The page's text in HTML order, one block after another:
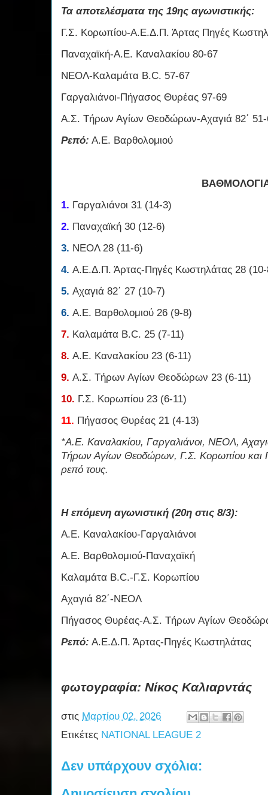
Τα αποτελέσματα της 19ης αγωνιστικής:
Γ.Σ. Κορωπίου-Α.Ε.Δ.Π. Άρτας Πηγές
Παναχαϊκή-Α.Ε. Καναλακίου 80-67
ΝΕΟΛ-Καλαμάτα B.C. 57-67
Γαργαλιάνοι-Πήγασος Θυρέας 97-69
Α.Σ. Τήρων Αγίων Θεοδώρων-Αχαγιά 82΄
Ρεπό: Α.Ε. Βαρθολομιού
1. Γαργαλιάνοι 31 (14-3)
2. Παναχαϊκή 30 (12-6)
3. ΝΕΟΛ 28 (11-6)
4. Α.Ε.Δ.Π. Άρτας-Πηγές Κωστηλάτας 28
5. Αχαγιά 82΄ 27 (10-7)
6. Α.Ε. Βαρθολομιού 26 (9-8)
7. Καλαμάτα B.C. 25 (7-11)
8. Α.Ε. Καναλακίου 23 (6-11)
9. Α.Σ. Τήρων Αγίων Θεοδώρων 23 (6-11)
10. Γ.Σ. Κορωπίου 23 (6-11)
11. Πήγασος Θυρέας 21 (4-13)
*Α.Ε. Καναλακίου, Γαργαλιάνοι, ΝΕΟΛ,
Τήρων Αγίων Θεοδώρων, Γ.Σ. Κορωπίου και
ρεπό τους.
Η επόμενη αγωνιστική (20η στις 8/3):
Α.Ε. Καναλακίου-Γαργαλιάνοι
Α.Ε. Βαρθολομιού-Παναχαϊκή
Καλαμάτα B.C.-Γ.Σ. Κορωπίου
Αχαγιά 82΄-ΝΕΟΛ
Πήγασος Θυρέας-Α.Σ. Τήρων Αγίων
Ρεπό: Α.Ε.Δ.Π. Άρτας-Πηγές Κωστηλάτας
φωτογραφία: Νίκος Καλιαρντάς
στις Μαρτίου 02, 2026
Ετικέτες NATIONAL LEAGUE 2
Δεν υπάρχουν σχόλια: